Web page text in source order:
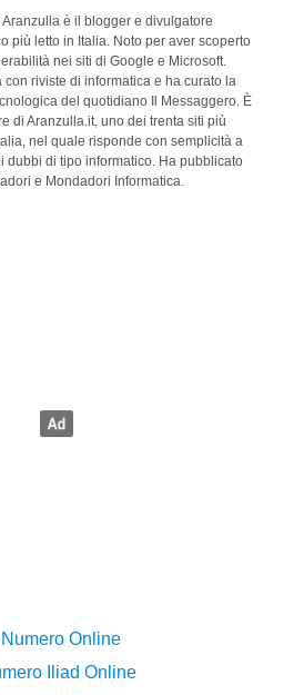
Aranzulla è il blogger e divulgatore
più letto in Italia. Noto per aver scoperto
nei siti di Google e Microsoft.
con riviste di informatica e ha curato la
del quotidiano Il Messaggero. È
di Aranzulla.it, uno dei trenta siti più
nel quale risponde con semplicità a
dubbi di tipo informatico. Ha pubblicato
e Mondadori Informatica.